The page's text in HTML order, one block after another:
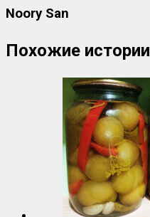
Noory San
Похожие истории